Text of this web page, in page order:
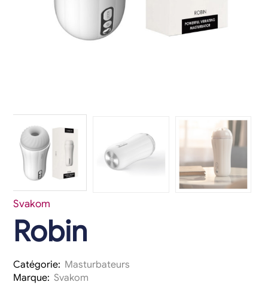
Svakom
Robin
Catégorie: Masturbateurs
Marque: Svakom